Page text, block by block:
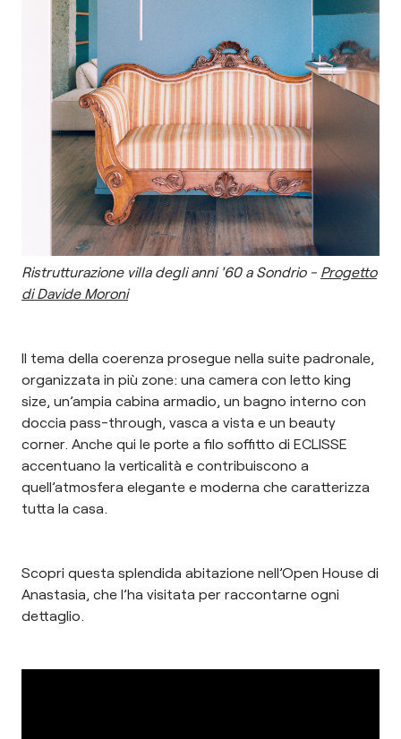
Ristrutturazione villa degli anni '60 a Sondrio - Progetto
di Davide Moroni
Il tema della coerenza prosegue nella suite padronale,
organizzata in più zone: una camera con letto king
size, un’ampia cabina armadio, un bagno interno con
doccia pass-through, vasca a vista e un beauty
corner. Anche qui le porte a filo soffitto di ECLISSE
accentuano la verticalità e contribuiscono a
quell’atmosfera elegante e moderna che caratterizza
tutta la casa.
Scopri questa splendida abitazione nell’Open House di
Anastasia, che l’ha visitata per raccontarne ogni
dettaglio.